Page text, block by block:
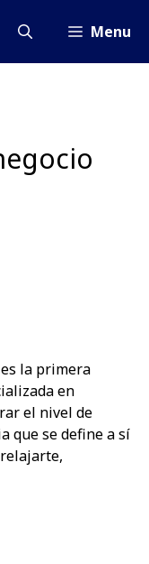
Menu
es la primera
en
el nivel de
que se define a sí